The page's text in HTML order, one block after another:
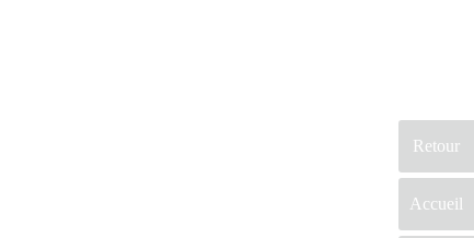
Retour
Accueil